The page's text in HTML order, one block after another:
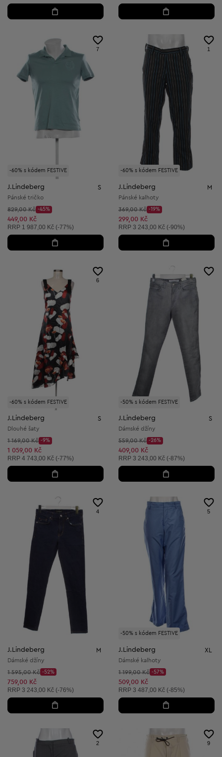
-60% s kódem FESTIVE
7
J.Lindeberg S
Pánské tričko
Původní cena:
829,00 Kč
Discount Price:
-45%
Snížená cena:
449,00 Kč
Doporučená cena:
RRP 1 987,00 Kč (-77%)
-60% s kódem FESTIVE
1
J.Lindeberg M
Pánské kalhoty
Původní cena:
369,00 Kč
Discount Price:
-19%
Snížená cena:
299,00 Kč
Doporučená cena:
RRP 3 243,00 Kč (-90%)
-60% s kódem FESTIVE
6
J.Lindeberg S
Dlouhé šaty
Původní cena:
1 169,00 Kč
Discount Price:
-9%
Snížená cena:
1 059,00 Kč
Doporučená cena:
RRP 4 743,00 Kč (-77%)
-50% s kódem FESTIVE
J.Lindeberg S
Dámské džíny
Původní cena:
559,00 Kč
Discount Price:
-26%
Snížená cena:
409,00 Kč
Doporučená cena:
RRP 3 243,00 Kč (-87%)
4
J.Lindeberg M
Dámské džíny
Původní cena:
1 595,00 Kč
Discount Price:
-52%
Snížená cena:
759,00 Kč
Doporučená cena:
RRP 3 243,00 Kč (-76%)
-50% s kódem FESTIVE
5
J.Lindeberg XL
Dámské kalhoty
Původní cena:
1 199,00 Kč
Discount Price:
-57%
Snížená cena:
509,00 Kč
Doporučená cena:
RRP 3 487,00 Kč (-85%)
2 9